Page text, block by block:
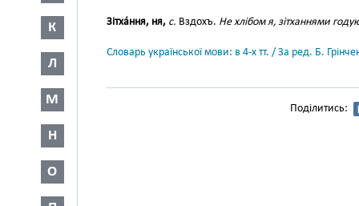
К
Л
М
Н
О
Зітха́ння, ня, с. Вздохъ. Не хлібом я, зітханнями
Словарь української мови: в 4-х тт. / За ред. Б.
Поділитись: